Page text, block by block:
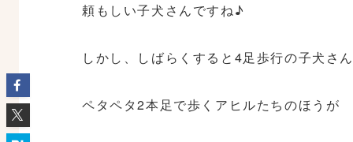
頼もしい子犬さんですね♪
しかし、しばらくすると4足歩行の子犬さ
ペタペタ2本足で歩くアヒルたちのほうが